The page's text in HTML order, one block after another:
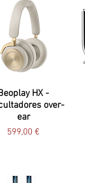
HX -
over-
ear
Preço
599,00 €